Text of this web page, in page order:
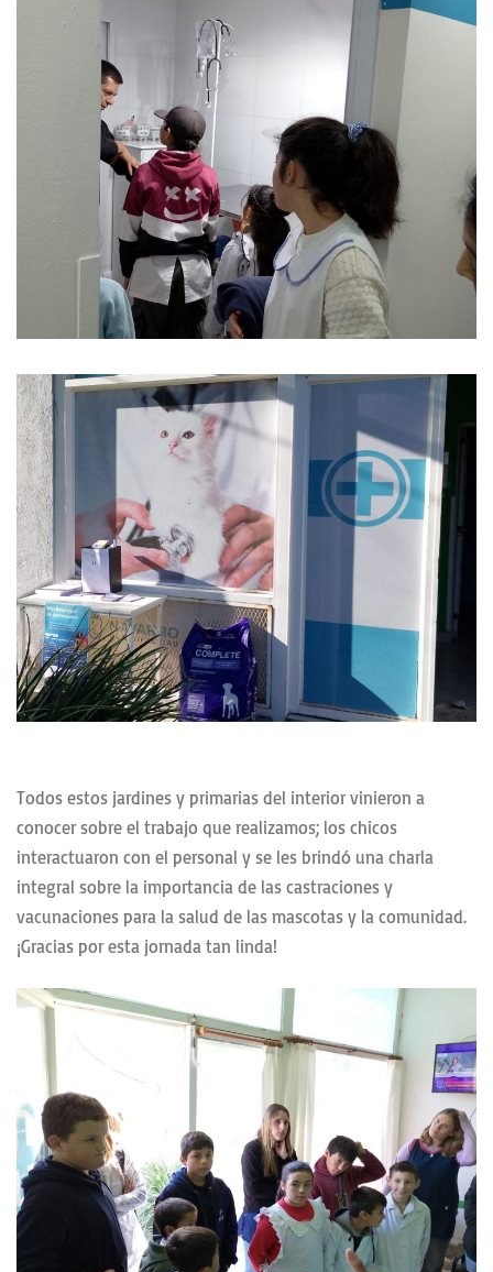
Todos estos jardines y primarias del interior vinieron a
conocer sobre el trabajo que realizamos; los chicos
interactuaron con el personal y se les brindó una charla
integral sobre la importancia de las castraciones y
vacunaciones para la salud de las mascotas y la comunidad.
¡Gracias por esta jornada tan linda!